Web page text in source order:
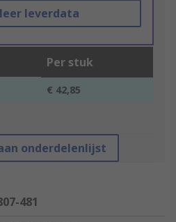
leverdata
Per stuk
€ 42,85
onderdelenlijst
481